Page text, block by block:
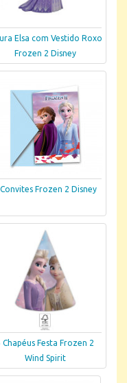
Elsa com Vestido Roxo
Frozen 2 Disney
Frozen 2 Disney
Chapéus Festa Frozen 2
Wind Spirit